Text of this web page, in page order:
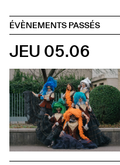
ÉVÈNEMENTS PASSÉS
JEU 05.06